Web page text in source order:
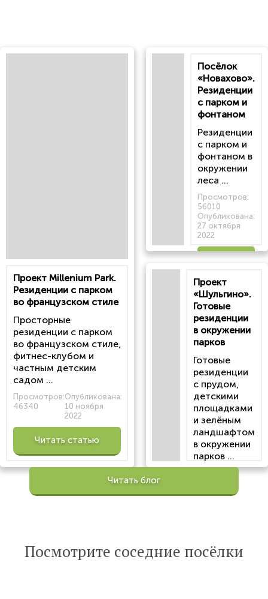
Проект Millenium Park.
Резиденции с парком
во французском стиле
Просторные
резиденции с парком
во французском стиле,
фитнес-клубом и
частным детским
садом ...
Просмотров:
46340
Опубликована:
10 ноября
2022
Читать статью
Посёлок
«Новахово».
Резиденции
с парком и
фонтаном
Резиденции
с парком и
фонтаном в
окружении
леса ...
Просмотров:
56010
Опубликована:
27 октября
2022
статью
Проект
«Шульгино».
Готовые
резиденции
в окружении
парков
Готовые
резиденции
с прудом,
детскими
площадками
и зелёным
ландшафтом
в окружении
парков ...
Просмотров:
Опубликована:
статью
Читать блог
Посмотрите соседние посёлки